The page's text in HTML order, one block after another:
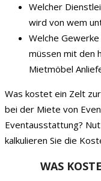
Welcher
wird von wem
Welche
müssen mit den
Mietmöbel
Was kostet ein Zelt
bei der Miete von
Eventausstattung?
kalkulieren Sie die
WAS